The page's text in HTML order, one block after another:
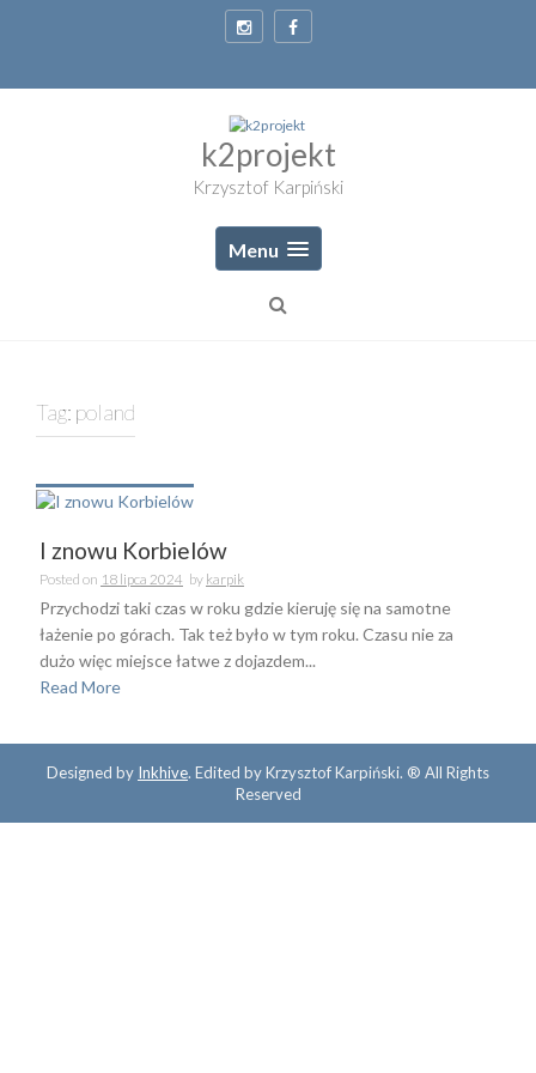
k2projekt
Krzysztof Karpiński
Menu
Tag: poland
I znowu Korbielów
Posted on 18 lipca 2024 by karpik
Przychodzi taki czas w roku gdzie kieruję się na samotne
łażenie po górach. Tak też było w tym roku. Czasu nie za
dużo więc miejsce łatwe z dojazdem...
Read More
Designed by Inkhive. Edited by Krzysztof Karpiński. ® All Rights
Reserved